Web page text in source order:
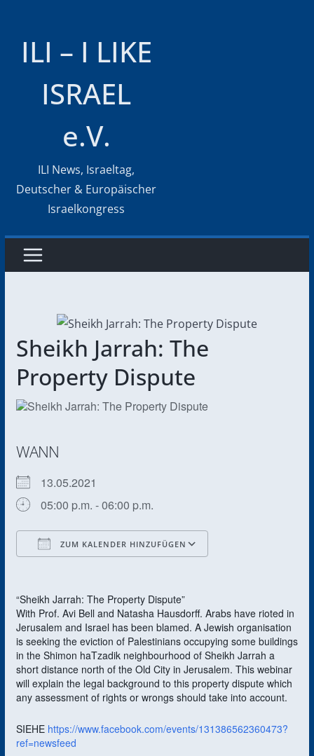
ILI – I LIKE
ISRAEL
e.V.
ILI News, Israeltag,
Deutscher & Europäischer
Israelkongress
Sheikh Jarrah: The
Property Dispute
WANN
13.05.2021
05:00 p.m. - 06:00 p.m.
ZUM KALENDER HINZUFÜGEN
“Sheikh Jarrah: The Property Dispute”
With Prof. Avi Bell and Natasha Hausdorff. Arabs have rioted in
Jerusalem and Israel has been blamed. A Jewish organisation
is seeking the eviction of Palestinians occupying some buildings
in the Shimon haTzadik neighbourhood of Sheikh Jarrah a
short distance north of the Old City in Jerusalem. This webinar
will explain the legal background to this property dispute which
any assessment of rights or wrongs should take into account.
SIEHE https://www.facebook.com/events/131386562360473?
ref=newsfeed